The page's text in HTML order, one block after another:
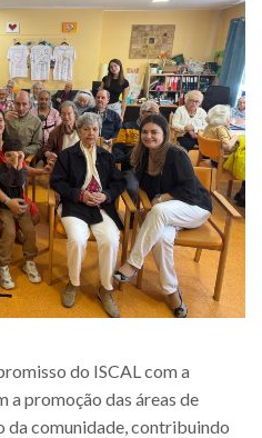
do ISCAL com a
a promoção das áreas de
da comunidade, contribuindo